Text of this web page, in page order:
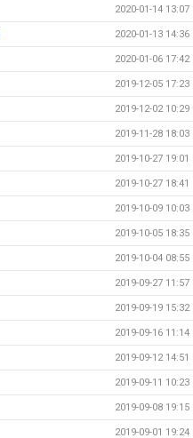
2020-01-14 13:07
2020-01-13 14:36
2020-01-06 17:42
2019-12-05 17:23
2019-12-02 10:29
2019-11-28 18:03
2019-10-27 19:01
2019-10-27 18:41
2019-10-09 10:03
2019-10-05 18:35
2019-10-04 08:55
2019-09-27 11:57
2019-09-19 15:32
2019-09-16 11:14
2019-09-12 14:51
2019-09-11 10:23
2019-09-08 19:15
2019-09-01 19:24